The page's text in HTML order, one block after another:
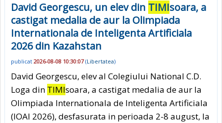
David Georgescu, un elev din TIMIsoara, a
castigat medalia de aur la Olimpiada
Internationala de Inteligenta Artificiala
2026 din Kazahstan
publicat 2026-08-08 10:30:07(Libertatea)
David Georgescu, elev al Colegiului National C.D.
Loga din TIMIsoara, a castigat medalia de aur la
Olimpiada Internationala de Inteligenta Artificiala
(IOAI 2026), desfasurata in perioada 2-8 august, la